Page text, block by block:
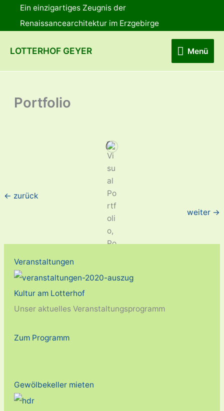
springen
Ein einzigartiges Zeugnis der
Renaissancearchitektur im Erzgebirge
LOTTERHOF GEYER Menü
Menü
Portfolio
← zurück
weiter →
Veranstaltungen
Kultur am Lotterhof
Unser aktuelles Veranstaltungsprogramm
Zum Programm
Gewölbekeller mieten